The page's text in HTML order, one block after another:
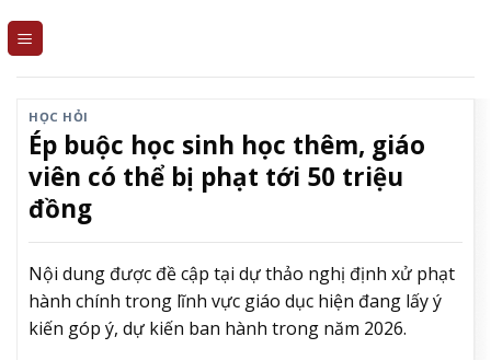
HỌC HỎI
Ép buộc học sinh học thêm, giáo
viên có thể bị phạt tới 50 triệu
đồng
Nội dung được đề cập tại dự thảo nghị định xử phạt
hành chính trong lĩnh vực giáo dục hiện đang lấy ý
kiến góp ý, dự kiến ban hành trong năm 2026.